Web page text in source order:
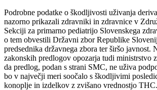
Podrobne podatke o škodljivosti uživanja
nazorno prikazali zdravniki in zdravnice v
Sekciji za primarno pediatrijo Slovenskega
o tem obvestili Državni zbor Republike
predsednika državnega zbora ter širšo javnost.
zakonskih predlogov opozarja tudi ministrstvo
da predlog, podan s strani SMC, ne uživa
bo v največji meri soočalo s škodljivimi
konoplje in izdelkov z zvišano vrednostjo THC.